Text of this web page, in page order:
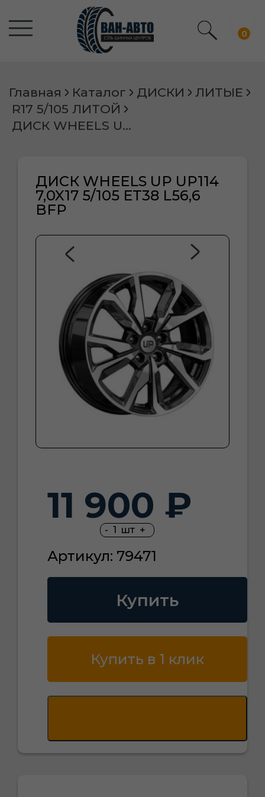
0
Главная Каталог ДИСКИ
ЛИТЫЕ
R17 5/105 ЛИТОЙ
ДИСК WHEELS UP UP114 7,0X17 5/105 ET38 L56,6 BFP
ДИСК WHEELS UP UP114
7,0X17 5/105 ET38 L56,6
BFP
11 900 ₽
- 1 шт +
Артикул: 79471
Купить
Купить в 1 клик